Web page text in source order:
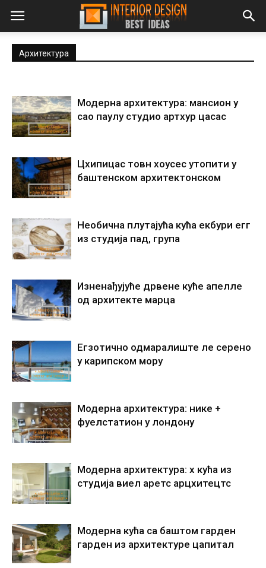
Архитектура
Модерна архитектура: мансион у
сао паулу студио артхур цасас
Цхипицас товн хоусес утопити у
баштенском архитектонском
Необична плутајућа кућа екбури егг
из студија пад, група
Изненађујуће дрвене куће апелле
од архитекте марца
Егзотично одмаралиште ле серено
у карипском мору
Модерна архитектура: нике +
фуелстатион у лондону
Модерна архитектура: х кућа из
студија виел аретс арцхитецтс
Модерна кућа са баштом гарден
гарден из архитектуре цапитал